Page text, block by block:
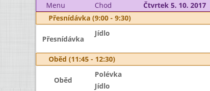
Menu Chod Čtvrtek 5. 10. 2017
Přesnídávka (9:00 - 9:30)
Přesnídávka
Jídlo
Oběd (11:45 - 12:30)
Oběd
Polévka
Jídlo